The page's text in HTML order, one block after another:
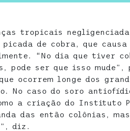
tropicais
picada de cobra, que
“No dia que tiver
pode ser que isso mude”,
ocorrem longe dos
No caso do soro
a criação do Instituto
das então colônias,
diz.